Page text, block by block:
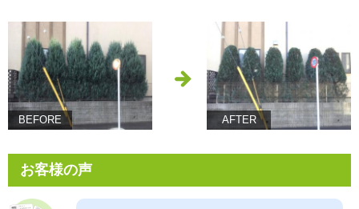
BEFORE AFTER
お客様の声